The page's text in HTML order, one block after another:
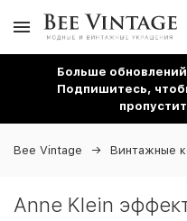
Больше обновлений
Подпишитесь,
Bee Vintage Винтажные
Anne Klein